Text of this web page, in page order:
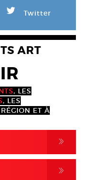
L Twitter
ART
, LES
, LES
ET À
,
,